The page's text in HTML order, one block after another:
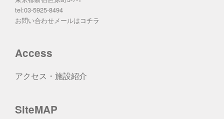
tel:03-5925-8494
お問い合わせメールはコチラ
Access
アクセス・施設紹介
SiteMAP